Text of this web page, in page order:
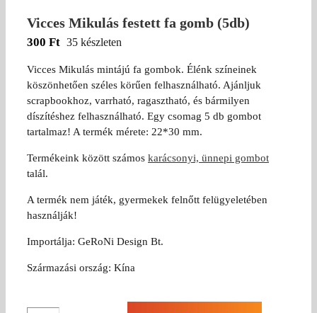
Vicces Mikulás festett fa gomb (5db)
300 Ft 35 készleten
Vicces Mikulás mintájú fa gombok. Élénk színeinek
köszönhetően széles körűen felhasználható. Ajánljuk
scrapbookhoz, varrható, ragasztható, és bármilyen
díszítéshez felhasználható. Egy csomag 5 db gombot
tartalmaz! A termék mérete: 22*30 mm.
Termékeink között számos karácsonyi, ünnepi gombot
talál.
A termék nem játék, gyermekek felnőtt felügyeletében
használják!
Importálja: GeRoNi Design Bt.
Származási ország: Kína